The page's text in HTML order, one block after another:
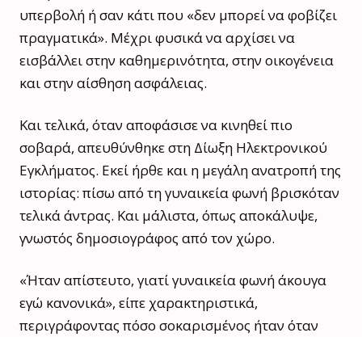
υπερβολή ή σαν κάτι που «δεν μπορεί να φοβίζει
πραγματικά». Μέχρι φυσικά να αρχίσει να
εισβάλλει στην καθημερινότητα, στην οικογένεια
και στην αίσθηση ασφάλειας.
Και τελικά, όταν αποφάσισε να κινηθεί πιο
σοβαρά, απευθύνθηκε στη Δίωξη Ηλεκτρονικού
Εγκλήματος. Εκεί ήρθε και η μεγάλη ανατροπή της
ιστορίας: πίσω από τη γυναικεία φωνή βρισκόταν
τελικά άντρας. Και μάλιστα, όπως αποκάλυψε,
γνωστός δημοσιογράφος από τον χώρο.
«Ήταν απίστευτο, γιατί γυναικεία φωνή άκουγα
εγώ κανονικά», είπε χαρακτηριστικά,
περιγράφοντας πόσο σοκαρισμένος ήταν όταν